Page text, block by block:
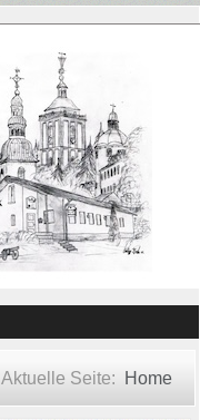
Aktuelle Seite: Home